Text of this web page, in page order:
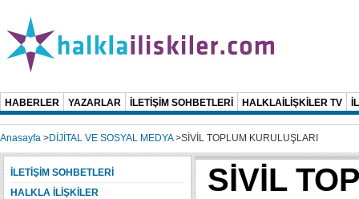
HABERLER YAZARLAR İLETİŞİM SOHBETLERİ HALKLAİLİŞKİLER TV
Anasayfa >DİJİTAL VE SOSYAL MEDYA>SİVİL TOPLUM KURULUŞLARI
SİVİL
İLETİŞİM SOHBETLERİ
HALKLA İLİŞKİLER